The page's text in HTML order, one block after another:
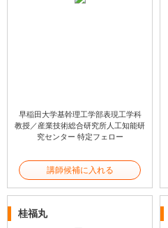
早稲田大学基幹理工学部表現工学科
教授／産業技術総合研究所人工知能研
究センター 特定フェロー
講師候補に入れる
桂福丸